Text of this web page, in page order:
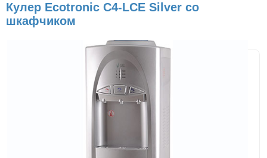
Кулер Ecotronic C4-LCE Silver со
шкафчиком